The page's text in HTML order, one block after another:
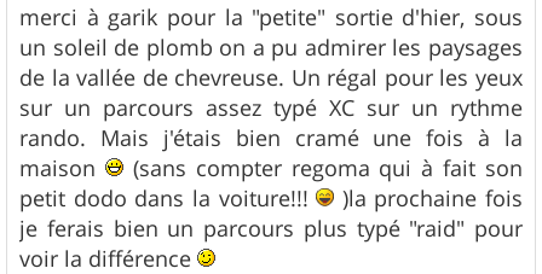
s
s
a
g
e
merci à garik pour la "petite" sortie d'hier, sous
un soleil de plomb on a pu admirer les paysages
de la vallée de chevreuse. Un régal pour les yeux
sur un parcours assez typé XC sur un rythme
rando. Mais j'étais bien cramé une fois à la
maison
(sans compter regoma qui à fait son
petit dodo dans la voiture!!!
)la prochaine fois
je ferais bien un parcours plus typé "raid" pour
voir la différence